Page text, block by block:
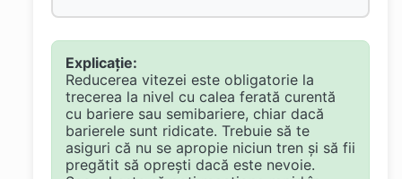
Explicație:
Reducerea vitezei este obligatorie la
trecerea la nivel cu calea ferată curentă
cu bariere sau semibariere, chiar dacă
barierele sunt ridicate. Trebuie să te
asiguri că nu se apropie niciun tren și să fii
pregătit să oprești dacă este nevoie.